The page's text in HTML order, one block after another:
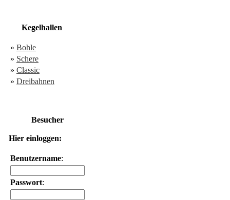
Kegelhallen
» Bohle
» Schere
» Classic
» Dreibahnen
Besucher
Hier einloggen:
Benutzername:
Passwort: